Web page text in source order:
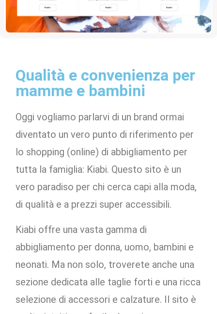
Qualità e convenienza per
mamme e bambini
Oggi vogliamo parlarvi di un brand ormai
diventato un vero punto di riferimento per
lo shopping (online) di abbigliamento per
tutta la famiglia: Kiabi. Questo sito è un
vero paradiso per chi cerca capi alla moda,
di qualità e a prezzi super accessibili.
Kiabi offre una vasta gamma di
abbigliamento per donna, uomo, bambini e
neonati. Ma non solo, troverete anche una
sezione dedicata alle taglie forti e una ricca
selezione di accessori e calzature. Il sito è